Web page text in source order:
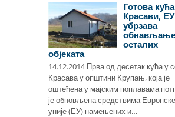
Готова
Красави, ЕУ
убрзава
обнављање
осталих
објеката
14.12.2014 Прва од десетак кућа у
Красава у општини Крупањ, која је
оштећена у мајским поплавама
је обновљена средствима Европске
уније (ЕУ) намењених и…